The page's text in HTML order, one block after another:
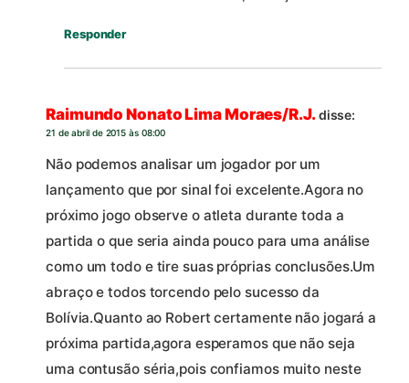
Responder
Raimundo Nonato Lima Moraes/R.J.disse:
21 de abril de 2015 às 08:00
Não podemos analisar um jogador por um
lançamento que por sinal foi excelente.Agora no
próximo jogo observe o atleta durante toda a
partida o que seria ainda pouco para uma análise
como um todo e tire suas próprias conclusões.Um
abraço e todos torcendo pelo sucesso da
Bolívia.Quanto ao Robert certamente não jogará a
próxima partida,agora esperamos que não seja
uma contusão séria,pois confiamos muito neste